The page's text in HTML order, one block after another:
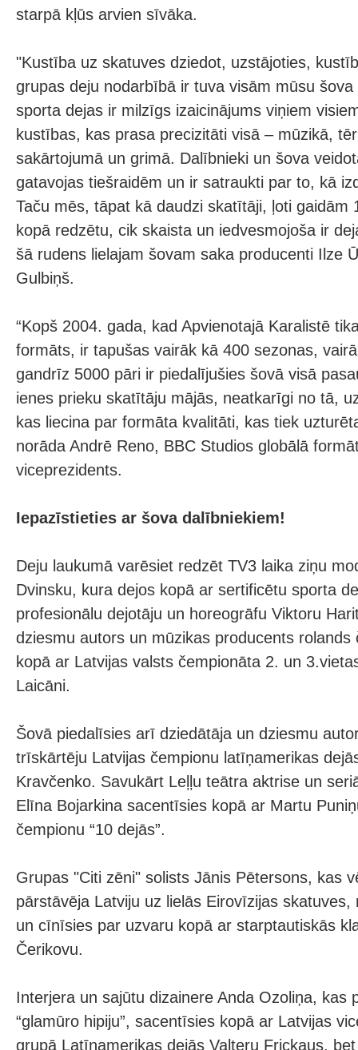
starpā kļūs arvien sīvāka.
"Kustība uz skatuves dziedot, uzstājoties,
grupas deju nodarbībā ir tuva visām mūsu šova
sporta dejas ir milzīgs izaicinājums viņiem
kustības, kas prasa precizitāti visā – mūzikā,
sakārtojumā un grimā. Dalībnieki un šova
gatavojas tiešraidēm un ir satraukti par to, kā
Taču mēs, tāpat kā daudzi skatītāji, ļoti gaidām
kopā redzētu, cik skaista un iedvesmojoša ir
šā rudens lielajam šovam saka producenti Ilze
Gulbiņš.
“Kopš 2004. gada, kad Apvienotajā Karalistē
formāts, ir tapušas vairāk kā 400 sezonas,
gandrīz 5000 pāri ir piedalījušies šovā visā
ienes prieku skatītāju mājās, neatkarīgi no tā,
kas liecina par formāta kvalitāti, kas tiek
norāda Andrē Reno, BBC Studios globālā
viceprezidents.
Iepazīstieties ar šova dalībniekiem!
Deju laukumā varēsiet redzēt TV3 laika ziņu
Dvinsku, kura dejos kopā ar sertificētu sporta
profesionālu dejotāju un horeogrāfu Viktoru
dziesmu autors un mūzikas producents rolands
kopā ar Latvijas valsts čempionāta 2. un
Laicāni.
Šovā piedalīsies arī dziedātāja un dziesmu
trīskārtēju Latvijas čempionu latīņamerikas
Kravčenko. Savukārt Leļļu teātra aktrise un
Elīna Bojarkina sacentīsies kopā ar Martu
čempionu “10 dejās”.
Grupas "Citi zēni" solists Jānis Pētersons, kas
pārstāvēja Latviju uz lielās Eirovīzijas skatuves,
un cīnīsies par uzvaru kopā ar starptautiskās
Čerikovu.
Interjera un sajūtu dizainere Anda Ozoliņa, kas
“glamūro hipiju”, sacentīsies kopā ar Latvijas
grupā Latīņamerikas dejās Valteru Frickaus,